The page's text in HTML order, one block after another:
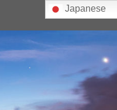
Japanese